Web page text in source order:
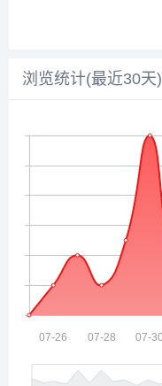
浏览统计(最近30天)